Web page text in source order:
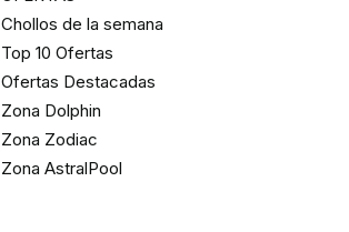
Chollos de la semana
Top 10 Ofertas
Ofertas Destacadas
Zona Dolphin
Zona Zodiac
Zona AstralPool